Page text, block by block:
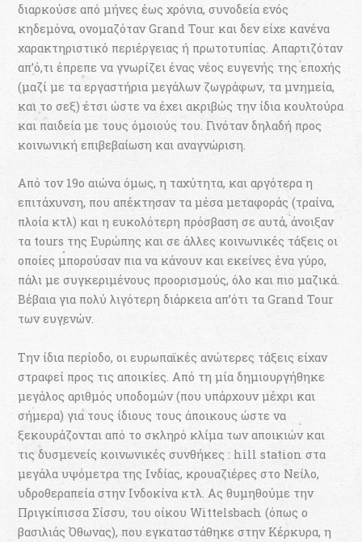
διαρκούσε από μήνες έως χρόνια, συνοδεία ενός
κηδεμόνα, ονομαζόταν Grand Tour και δεν είχε κανένα
χαρακτηριστικό περιέργειας ή πρωτοτυπίας. Απαρτιζόταν
απ’ό,τι έπρεπε να γνωρίζει ένας νέος ευγενής της εποχής
(μαζί με τα εργαστήρια μεγάλων ζωγράφων, τα μνημεία,
και το σεξ) έτσι ώστε να έχει ακριβώς την ίδια κουλτούρα
και παιδεία με τους όμοιούς του. Γινόταν δηλαδή προς
κοινωνική επιβεβαίωση και αναγνώριση.
Από τον 19ο αιώνα όμως, η ταχύτητα, και αργότερα η
επιτάχυνση, που απέκτησαν τα μέσα μεταφοράς (τραίνα,
πλοία κτλ) και η ευκολότερη πρόσβαση σε αυτά, άνοιξαν
τα tours της Ευρώπης και σε άλλες κοινωνικές τάξεις οι
οποίες μπορούσαν πια να κάνουν και εκείνες ένα γύρο,
πάλι με συγκεριμένους προορισμούς, όλο και πιο μαζικά.
Βέβαια για πολύ λιγότερη διάρκεια απ’ότι τα Grand Tour
των ευγενών.
Την ίδια περίοδο, οι ευρωπαϊκές ανώτερες τάξεις είχαν
στραφεί προς τις αποικίες. Από τη μία δημιουργήθηκε
μεγάλος αριθμός υποδομών (που υπάρχουν μέχρι και
σήμερα) για τους ίδιους τους άποικους ώστε να
ξεκουράζονται από το σκληρό κλίμα των αποικιών και
τις δυσμενείς κοινωνικές συνθήκες : hill station στα
μεγάλα υψόμετρα της Ινδίας, κρουαζιέρες στο Νείλο,
υδροθεραπεία στην Ινδοκίνα κτλ. Ας θυμηθούμε την
Πριγκίπισσα Σίσσυ, του οίκου Wittelsbach (όπως o
βασιλιάς Όθωνας), που εγκαταστάθηκε στην Κέρκυρα, η